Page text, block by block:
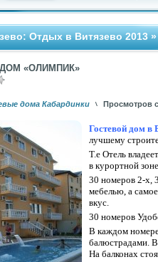
Отдых в Витязево 2013
«ОЛИМПИК»
дома Кабардинки Просмотров
Гостевой дом в
лучшему
Т.е Отель
в курортной зоне
30 номеров 2-х,
мебелью, а
вкус.
30 номеров
В каждом
балюстрадами.
На балконах